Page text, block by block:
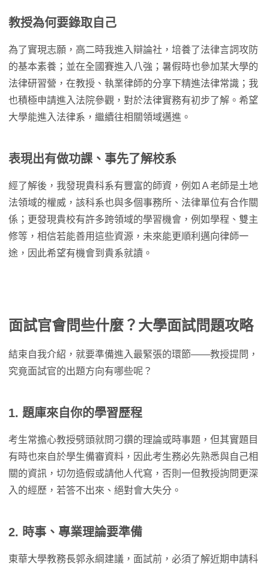
教授為何要錄取自己
為了實現志願，高二時我進入辯論社，培養了法律言詞攻防
的基本素養；並在全國賽進入八強；暑假時也參加某大學的
法律研習營，在教授、執業律師的分享下精進法律常識；我
也積極申請進入法院參觀，對於法律實務有初步了解。希望
大學能進入法律系，繼續往相關領域邁進。
表現出有做功課、事先了解校系
經了解後，我發現貴科系有豐富的師資，例如Ａ老師是土地
法領域的權威，該科系也與多個事務所、法律單位有合作關
係；更發現貴校有許多跨領域的學習機會，例如學程、雙主
修等，相信若能善用這些資源，未來能更順利邁向律師一
途，因此希望有機會到貴系就讀。
面試官會問些什麼？大學面試問題攻略
結束自我介紹，就要準備進入最緊張的環節——教授提問，
究竟面試官的出題方向有哪些呢？
1. 題庫來自你的學習歷程
考生常擔心教授劈頭就問刁鑽的理論或時事題，但其實題目
有時也來自於學生備審資料，因此考生務必先熟悉與自己相
關的資訊，切勿造假或請他人代寫，否則一但教授詢問更深
入的經歷，若答不出來、絕對會大失分。
2. 時事、專業理論要準備
東華大學教務長郭永綱建議，面試前，必須了解近期申請科